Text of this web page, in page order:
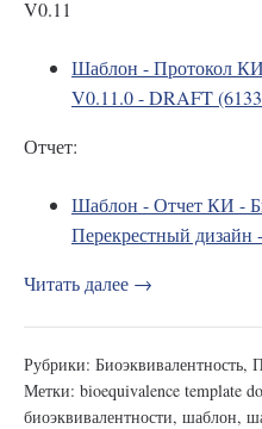
V0.11
Шаблон - Протокол КИ
V0.11.0 - DRAFT
Отчет:
Шаблон - Отчет КИ -
Перекрестный дизайн
Читать далее →
Рубрики: Биоэквивалентность,
Метки: bioequivalence template
биоэквивалентности, шаблон,